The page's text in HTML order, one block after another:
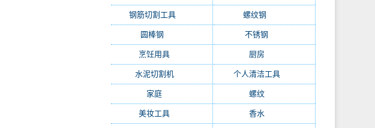
钢筋切割工具(177) 螺纹钢
圆棒钢 不锈钢
烹饪用具 厨房
水泥切割机(45) 个人清洁工具(43)
家庭 螺纹(41)
美妆工具 香水(32)